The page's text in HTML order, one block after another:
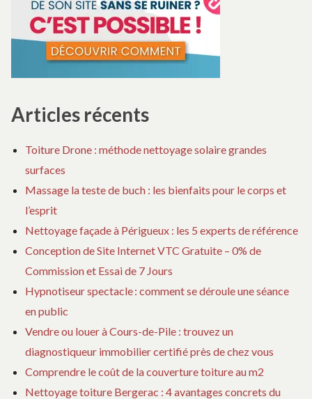
Articles récents
Toiture Drone : méthode nettoyage solaire grandes
surfaces
Massage la teste de buch : les bienfaits pour le corps et
l’esprit
Nettoyage façade à Périgueux : les 5 experts de référence
Conception de Site Internet VTC Gratuite – 0% de
Commission et Essai de 7 Jours
Hypnotiseur spectacle : comment se déroule une séance
en public
Vendre ou louer à Cours-de-Pile : trouvez un
diagnostiqueur immobilier certifié près de chez vous
Comprendre le coût de la couverture toiture au m2
Nettoyage toiture Bergerac : 4 avantages concrets du